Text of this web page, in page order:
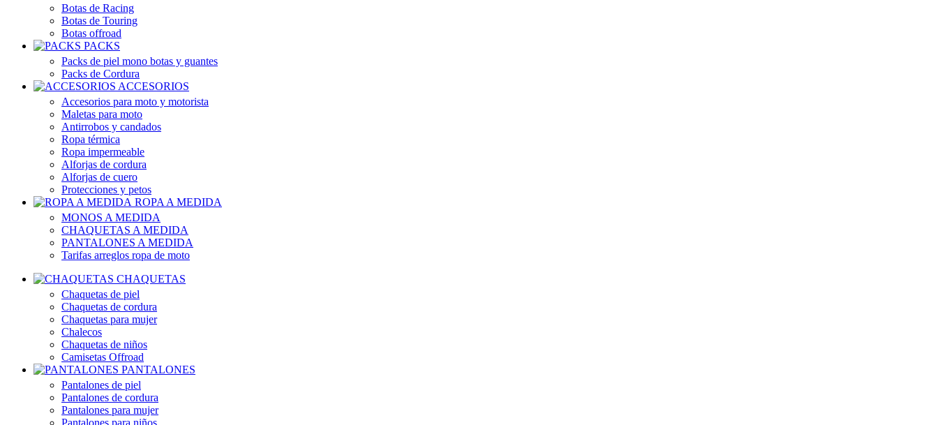
Botas de Racing
Botas de Touring
Botas offroad
PACKS
Packs de piel mono botas y guantes
Packs de Cordura
ACCESORIOS
Accesorios para moto y motorista
Maletas para moto
Antirrobos y candados
Ropa térmica
Ropa impermeable
Alforjas de cordura
Alforjas de cuero
Protecciones y petos
ROPA A MEDIDA
MONOS A MEDIDA
CHAQUETAS A MEDIDA
PANTALONES A MEDIDA
Tarifas arreglos ropa de moto
CHAQUETAS
Chaquetas de piel
Chaquetas de cordura
Chaquetas para mujer
Chalecos
Chaquetas de niños
Camisetas Offroad
PANTALONES
Pantalones de piel
Pantalones de cordura
Pantalones para mujer